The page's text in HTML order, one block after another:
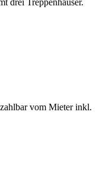
drei Treppenhäuser.
vom Mieterinkl.